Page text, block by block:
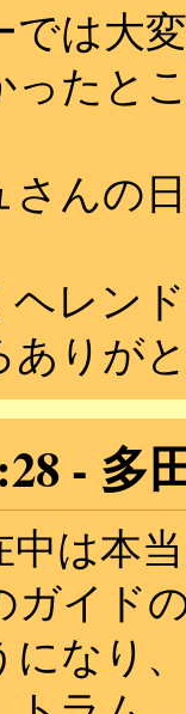
は大
ったと
さんの
レン
りが
多
は本
ガイド
になり